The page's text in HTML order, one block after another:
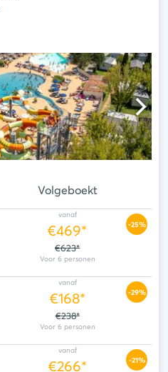
Volgeboekt
-25%
vanaf
€469*
€623*
-29%
vanaf
€168*
€238*
-21%
vanaf
€266*